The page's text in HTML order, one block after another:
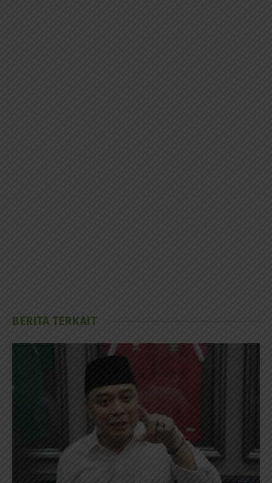
BERITA TERKAIT